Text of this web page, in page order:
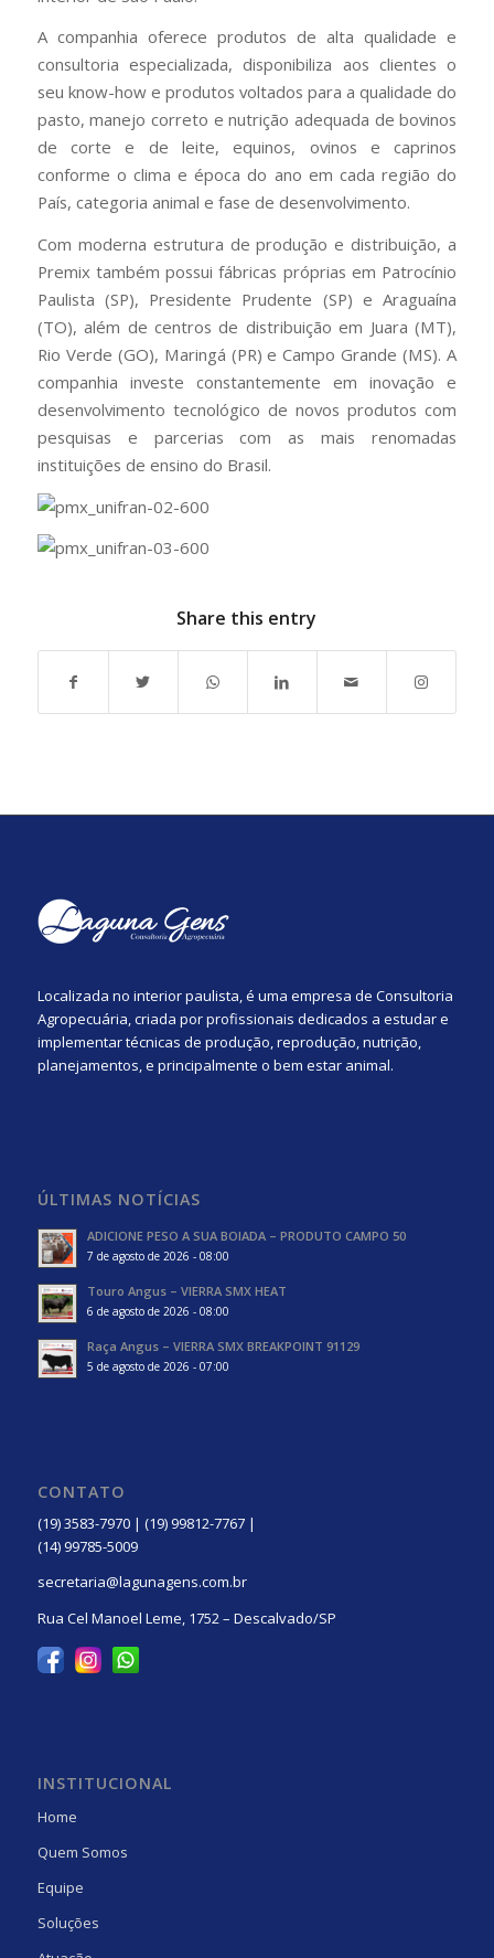
A companhia oferece produtos de alta qualidade e
consultoria especializada, disponibiliza aos clientes o
seu know-how e produtos voltados para a qualidade do
pasto, manejo correto e nutrição adequada de bovinos
de corte e de leite, equinos, ovinos e caprinos
conforme o clima e época do ano em cada região do
País, categoria animal e fase de desenvolvimento.
Com moderna estrutura de produção e distribuição, a
Premix também possui fábricas próprias em Patrocínio
Paulista (SP), Presidente Prudente (SP) e Araguaína
(TO), além de centros de distribuição em Juara (MT),
Rio Verde (GO), Maringá (PR) e Campo Grande (MS). A
companhia investe constantemente em inovação e
desenvolvimento tecnológico de novos produtos com
pesquisas e parcerias com as mais renomadas
instituições de ensino do Brasil.
Share this entry
Localizada no interior paulista, é uma empresa de Consultoria
Agropecuária, criada por profissionais dedicados a estudar e
implementar técnicas de produção, reprodução, nutrição,
planejamentos, e principalmente o bem estar animal.
ÚLTIMAS NOTÍCIAS
ADICIONE PESO A SUA BOIADA – PRODUTO CAMPO 50
7 de agosto de 2026 - 08:00
Touro Angus – VIERRA SMX HEAT
6 de agosto de 2026 - 08:00
Raça Angus – VIERRA SMX BREAKPOINT 91129
5 de agosto de 2026 - 07:00
CONTATO
(19) 3583-7970 | (19) 99812-7767 |
(14) 99785-5009
secretaria@lagunagens.com.br
Rua Cel Manoel Leme, 1752 – Descalvado/SP
INSTITUCIONAL
Home
Quem Somos
Equipe
Soluções